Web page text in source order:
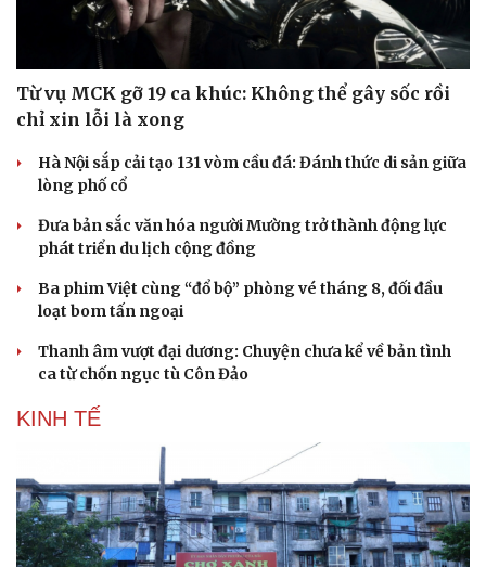
Từ vụ MCK gỡ 19 ca khúc: Không thể gây sốc rồi
chỉ xin lỗi là xong
lòng phố cổ
phát triển du lịch cộng đồng
loạt bom tấn ngoại
ca từ chốn ngục tù Côn Đảo
KINH TẾ